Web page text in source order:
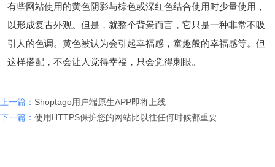
有些网站使用的黄色阴影与棕色或深红色结合使用时少量使用，
以形成复古外观。但是，就整个背景而言，它只是一种非常不吸
引人的色调。黄色被认为会引起幸福感，童趣般的幸福感等。但
这样搭配，不会让人觉得幸福，只会觉得刺眼。
上一篇： Shoptago用户端原生APP即将上线
下一篇： 使用HTTPS保护您的网站比以往任何时候都重要